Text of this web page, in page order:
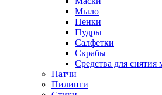
Мыло
Пенки
Пудры
Салфетки
Скрабы
Средства для снятия
Патчи
Пилинги